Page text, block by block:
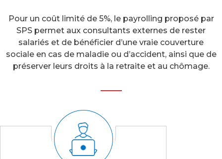
Pour un coût limité de 5%, le payrolling proposé par
SPS permet aux consultants externes de rester
salariés et de bénéficier d’une vraie couverture
sociale en cas de maladie ou d’accident, ainsi que de
préserver leurs droits à la retraite et au chômage.